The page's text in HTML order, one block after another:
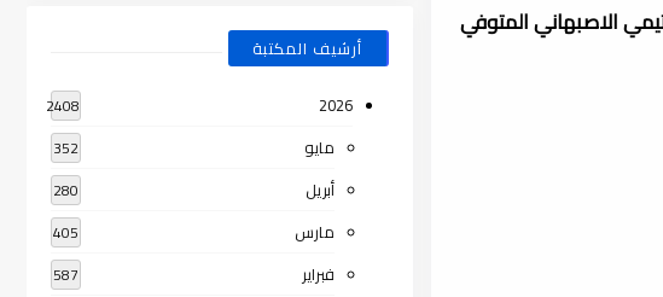
الاصبهاني المتوفي
أرشيف المكتبة
2026
2408
مايو 352
أبريل 280
مارس 405
فبراير 587